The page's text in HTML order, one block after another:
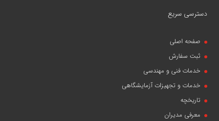
دسترسی سریع
صفحه اصلی
ثبت سفارش
خدمات فنی و مهندسی
خدمات و تجهیزات آزمایشگاهی
تاریخچه
معرفی مدیران